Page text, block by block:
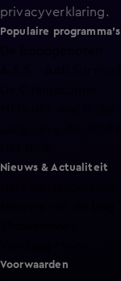
privacyverklaring.
Populaire programma's
Nieuws & Actualiteit
Voorwaarden